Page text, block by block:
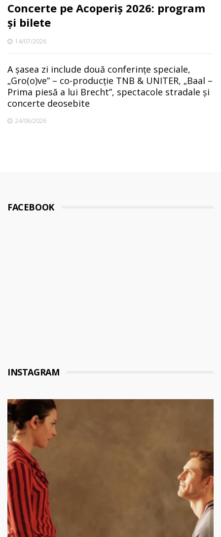
Concerte pe Acoperiș 2026: program
și bilete
14/07/2026
A șasea zi include două conferințe speciale,
„Gro(o)ve” – co-producție TNB & UNITER, „Baal –
Prima piesă a lui Brecht”, spectacole stradale și
concerte deosebite
24/06/2026
FACEBOOK
INSTAGRAM